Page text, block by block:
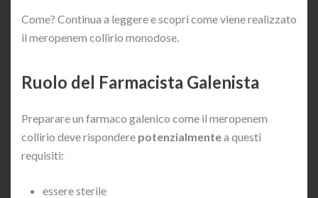
Come? Continua a leggere e scopri come viene realizzato
il meropenem collirio monodose.
Ruolo del Farmacista Galenista
Preparare un farmaco galenico come il meropenem
collirio deve rispondere potenzialmentea questi
requisiti:
essere sterile